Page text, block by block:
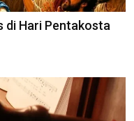
di Hari Pentakosta